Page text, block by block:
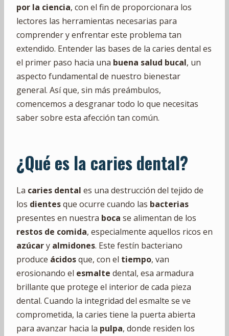
por la ciencia, con el fin de proporcionara los
lectores las herramientas necesarias para
comprender y enfrentar este problema tan
extendido. Entender las bases de la caries dental es
el primer paso hacia una buena salud bucal, un
aspecto fundamental de nuestro bienestar
general. Así que, sin más preámbulos,
comencemos a desgranar todo lo que necesitas
saber sobre esta afección tan común.
¿Qué es la caries dental?
La caries dental es una destrucción del tejido de
los dientesque ocurre cuando las bacterias
presentes en nuestra boca se alimentan de los
restos de comida, especialmente aquellos ricos en
azúcary almidones. Este festín bacteriano
produce ácidosque, con el tiempo, van
erosionando el esmalte dental, esa armadura
brillante que protege el interior de cada pieza
dental. Cuando la integridad del esmalte se ve
comprometida, la caries tiene la puerta abierta
para avanzar hacia la pulpa, donde residen los